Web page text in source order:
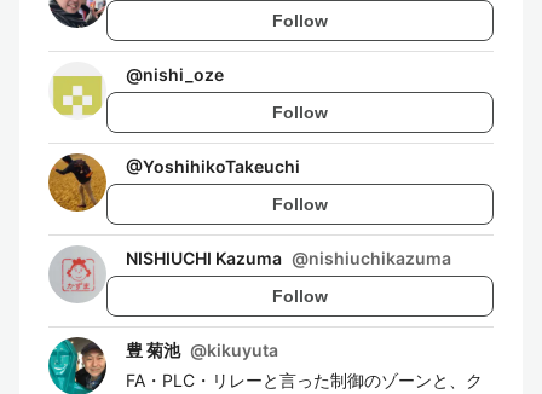
Follow
@nishi_oze
Follow
@YoshihikoTakeuchi
Follow
NISHIUCHI Kazuma @nishiuchikazuma
Follow
豊 菊池 @kikuyuta
FA・PLC・リレーと言った制御のゾーンと、ク